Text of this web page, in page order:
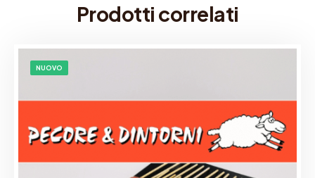
Prodotti correlati
NUOVO